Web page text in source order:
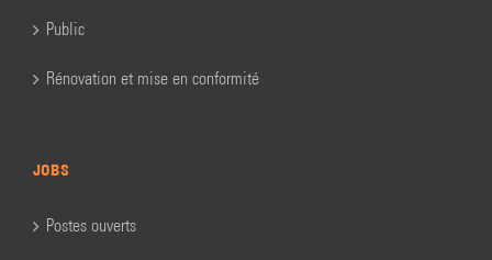
Public
Rénovation et mise en conformité
JOBS
Postes ouverts